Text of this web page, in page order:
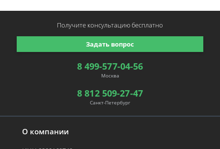
О компании
8 499-577-04-56
Москва
8 812 509-27-47
Санкт-Петербург
Задать вопрос
Получите консультациюбесплатно